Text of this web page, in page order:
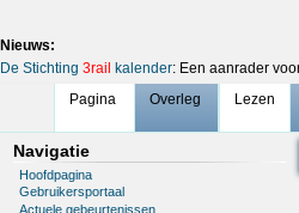
Nieuws:
De Stichting 3rail kalender: Een aanrader
Pagina
Overleg Lezen
Navigatie
Hoofdpagina
Gebruikersportaal
Actuele gebeurtenissen